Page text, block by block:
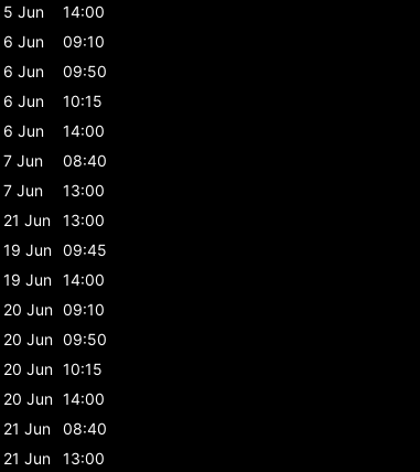
5 Jun
14:00
6 Jun
09:10
6 Jun
09:50
6 Jun
10:15
6 Jun
14:00
7 Jun
08:40
7 Jun
13:00
21 Jun
13:00
19 Jun 09:45
19 Jun 14:00
20 Jun 09:10
20 Jun 09:50
20 Jun 10:15
20 Jun 14:00
21 Jun
08:40
21 Jun
13:00